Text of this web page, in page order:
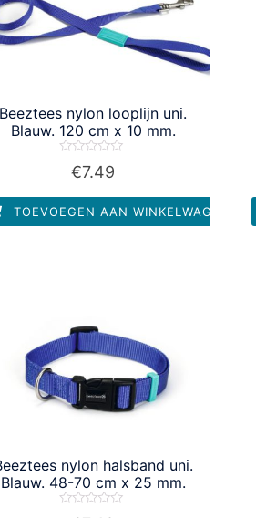
Beeztees nylon looplijn uni.
Blauw. 120 cm x 10 mm.
Waardering
5
€7.49
TOEVOEGEN AAN WINKELWAGEN
nylon halsband uni.
Blauw. 48-70 cm x 25 mm.